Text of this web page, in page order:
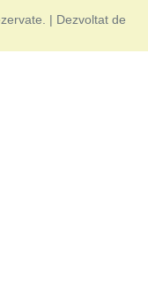
| Dezvoltat de